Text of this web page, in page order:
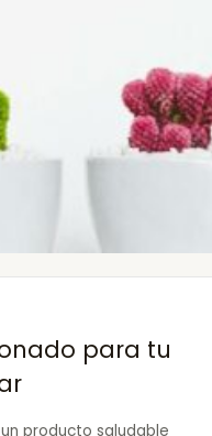
para tu
producto saludable